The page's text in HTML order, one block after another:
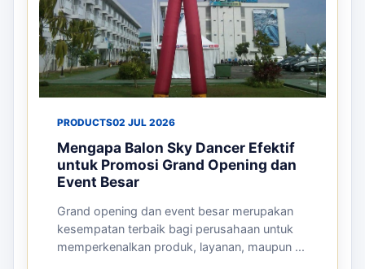
PRODUCTS02 JUL 2026
Mengapa Balon Sky Dancer Efektif
untuk Promosi Grand Opening dan
Event Besar
Grand opening dan event besar merupakan
kesempatan terbaik bagi perusahaan untuk
memperkenalkan produk, layanan, maupun ...